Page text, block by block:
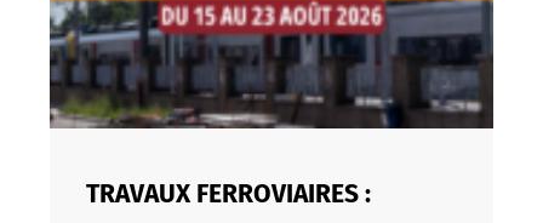
TRAVAUX FERROVIAIRES :